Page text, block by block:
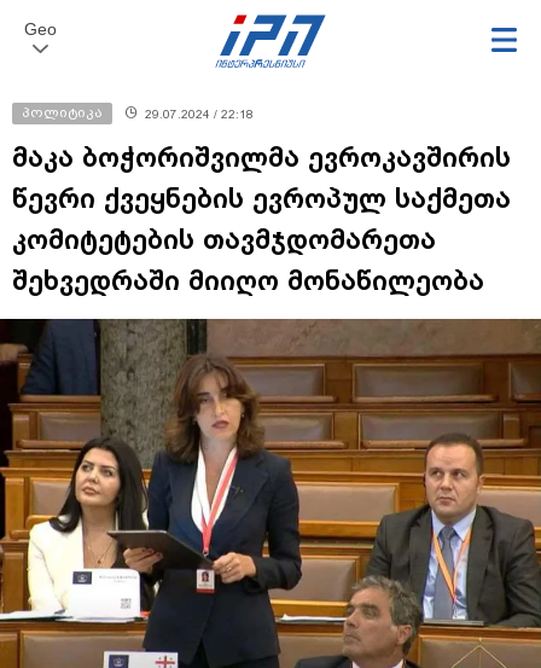
Geo
პოლიტიკა 29.07.2024 / 22:18
მაკა ბოჭორიშვილმა ევროკავშირის
წევრი ქვეყნების ევროპულ საქმეთა
კომიტეტების თავმჯდომარეთა
შეხვედრაში მიიღო მონაწილეობა